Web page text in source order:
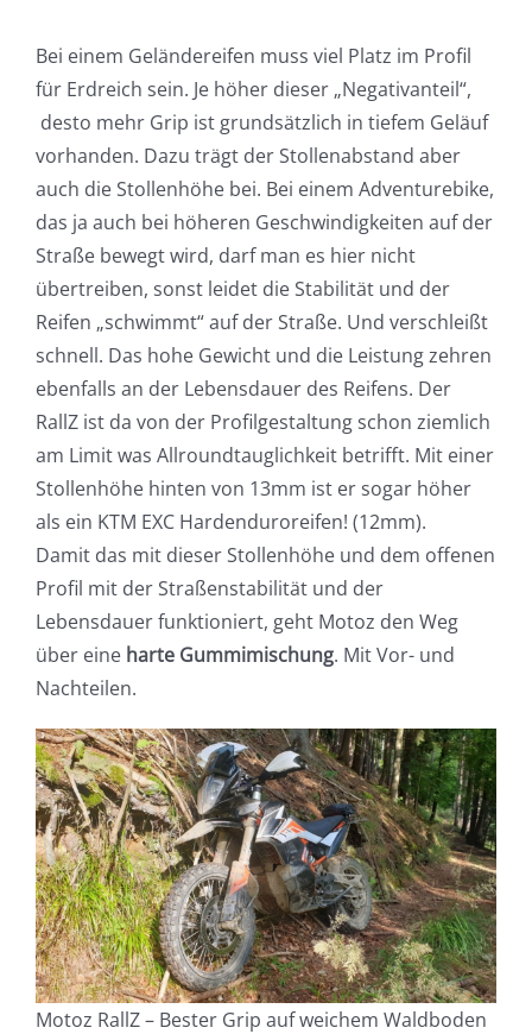
Bei einem Geländereifen muss viel Platz im Profil
für Erdreich sein. Je höher dieser „Negativanteil“,
desto mehr Grip ist grundsätzlich in tiefem Geläuf
vorhanden. Dazu trägt der Stollenabstand aber
auch die Stollenhöhe bei. Bei einem Adventurebike,
das ja auch bei höheren Geschwindigkeiten auf der
Straße bewegt wird, darf man es hier nicht
übertreiben, sonst leidet die Stabilität und der
Reifen „schwimmt“ auf der Straße. Und verschleißt
schnell. Das hohe Gewicht und die Leistung zehren
ebenfalls an der Lebensdauer des Reifens. Der
RallZ ist da von der Profilgestaltung schon ziemlich
am Limit was Allroundtauglichkeit betrifft. Mit einer
Stollenhöhe hinten von 13mm ist er sogar höher
als ein KTM EXC Hardenduroreifen! (12mm).
Damit das mit dieser Stollenhöhe und dem offenen
Profil mit der Straßenstabilität und der
Lebensdauer funktioniert, geht Motoz den Weg
über eine harte Gummimischung. Mit Vor- und
Nachteilen.
Motoz RallZ – Bester Grip auf weichem Waldboden